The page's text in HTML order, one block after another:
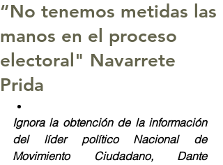
“No tenemos metidas las
manos en el proceso
electoral" Navarrete
Prida
Ignora la obtención de la información
del líder político Nacional de
Movimiento Ciudadano, Dante